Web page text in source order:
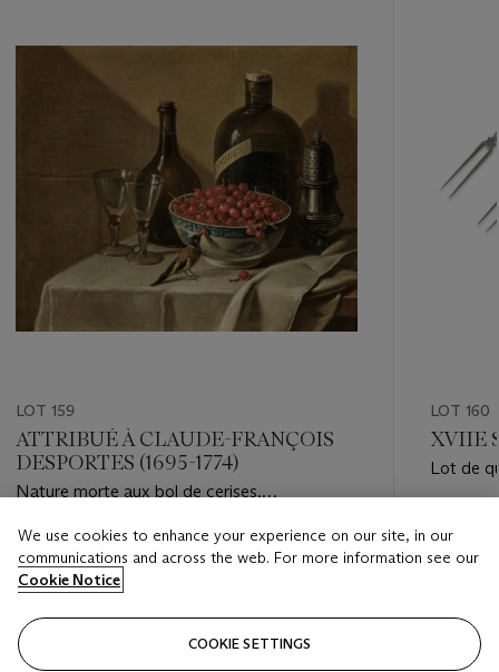
item_current_of_total_txt
LOT 159
ATTRIBUÉ À CLAUDE-FRANÇOIS
DESPORTES (1695-1774)
Nature morte aux bol de cerises,
bouteilles sur un entablement partiellement
nappé
Estimate
EUR 10,000 - EUR 15,000
Closed
LOT 160
XVIIE
Lot de
EUR
We use cookies to enhance your experience on our site, in our
communications and across the web. For more information see our
Cookie Notice
COOKIE SETTINGS